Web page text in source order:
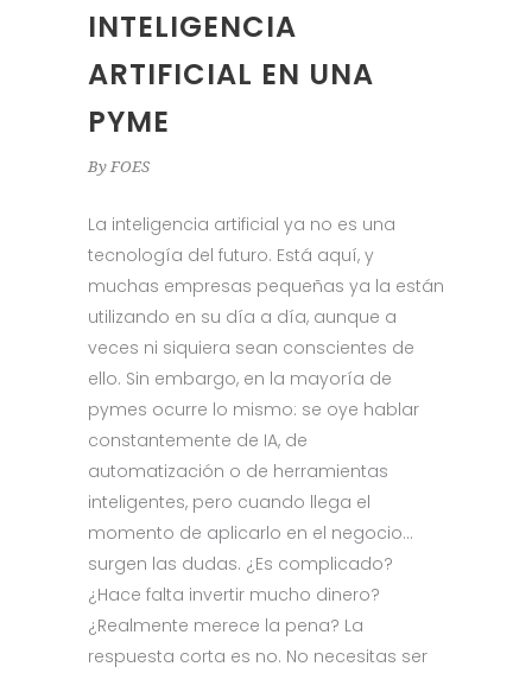
INTELIGENCIA
ARTIFICIAL EN UNA
PYME
By FOES
La inteligencia artificial ya no es una
tecnología del futuro. Está aquí, y
muchas empresas pequeñas ya la están
utilizando en su día a día, aunque a
veces ni siquiera sean conscientes de
ello. Sin embargo, en la mayoría de
pymes ocurre lo mismo: se oye hablar
constantemente de IA, de
automatización o de herramientas
inteligentes, pero cuando llega el
momento de aplicarlo en el negocio…
surgen las dudas. ¿Es complicado?
¿Hace falta invertir mucho dinero?
¿Realmente merece la pena? La
respuesta corta es no. No necesitas ser